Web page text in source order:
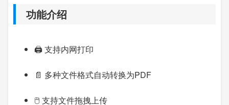
功能介绍
🖨️ 支持内网打印
📄 多种文件格式自动转换为PDF
🖱️ 支持文件拖拽上传